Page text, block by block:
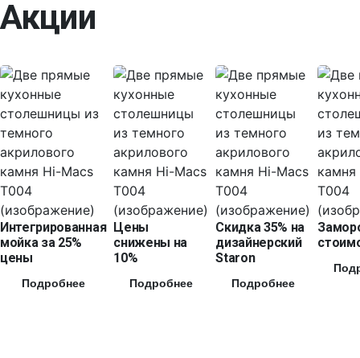
Акции
Интегрированная
мойка за 25%
цены
Подробнее
Цены
снижены на
10%
Подробнее
Скидка 35% на
дизайнерский
Staron
Подробнее